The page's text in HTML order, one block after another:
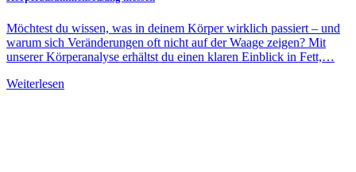
Möchtest du wissen, was in deinem Körper wirklich passiert – und
warum sich Veränderungen oft nicht auf der Waage zeigen? Mit
unserer Körperanalyse erhältst du einen klaren Einblick in Fett,…
Weiterlesen